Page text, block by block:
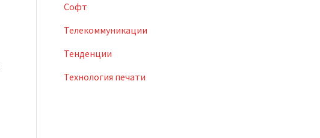
Софт
Телекоммуникации
Тенденции
Технология печати